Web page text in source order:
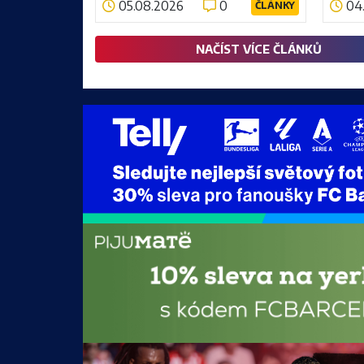
nejúspěšnější éru v historii klubu. Co
prožil od této bolestivé události?
05.08.2026 0 ČLÁNKY
Číst více Číst
NAČÍST VÍCE ČLÁNKŮ